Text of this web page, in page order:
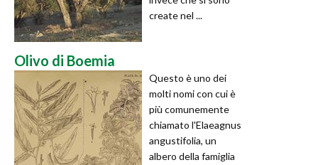
create nel ...
Olivo di Boemia
Questo è uno dei
molti nomi con cui è
più comunemente
chiamato l'Elaeagnus
angustifolia, un
albero della famiglia